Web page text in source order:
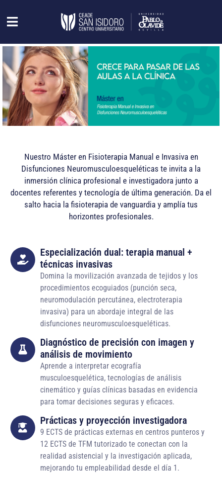
Nuestro Máster en Fisioterapia Manual e Invasiva en
Disfunciones Neuromusculoesqueléticas te invita a la
inmersión clínica profesional e investigadora junto a
docentes referentes y tecnología de última generación. Da el
salto hacia la fisioterapia de vanguardia y amplía tus
horizontes profesionales.
Especialización dual: terapia manual +
técnicas invasivas
Domina la movilización avanzada de tejidos y los
procedimientos ecoguiados (punción seca,
neuromodulación percutánea, electroterapia
invasiva) para un abordaje integral de las
disfunciones neuromusculoesqueléticas.
Diagnóstico de precisión con imagen y
análisis de movimiento
Aprende a interpretar ecografía
musculoesquelética, tecnologías de análisis
cinemático y guías clínicas basadas en evidencia
para tomar decisiones seguras y eficaces.
Prácticas y proyección investigadora
9 ECTS de prácticas externas en centros punteros y
12 ECTS de TFM tutorizado te conectan con la
realidad asistencial y la investigación aplicada,
mejorando tu empleabilidad desde el día 1.